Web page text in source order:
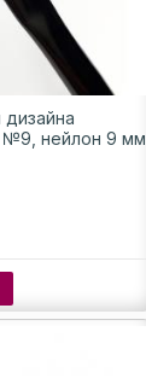
№9, нейлон 9 мм